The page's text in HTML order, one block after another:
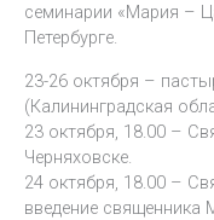
семинарии «Мария –
Петербурге.
23-26 октября –
(Калининградская
23 октября, 18.00 –
Черняховске.
24 октября, 18.00 –
введение священника